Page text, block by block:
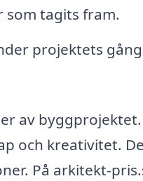
tagits fram.
projektets
av
och kreativitet.
På arkitekt-